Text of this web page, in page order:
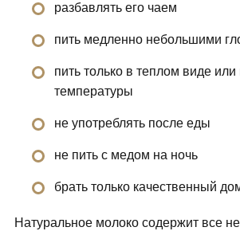
разбавлять его чаем
пить медленно небольшими
пить только в теплом виде или
температуры
не употреблять после еды
не пить с медом на ночь
брать только качественный
Натуральное молоко содержит все